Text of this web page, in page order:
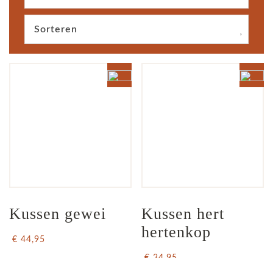
Sorteren
Kussen gewei
€ 44,95
Kussen hert
hertenkop